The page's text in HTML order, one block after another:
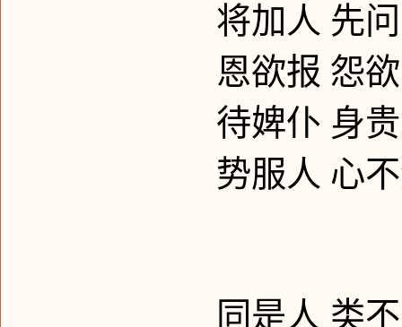
将加人 先
恩欲报 怨
待婢仆 身
势服人 心
同是人 类